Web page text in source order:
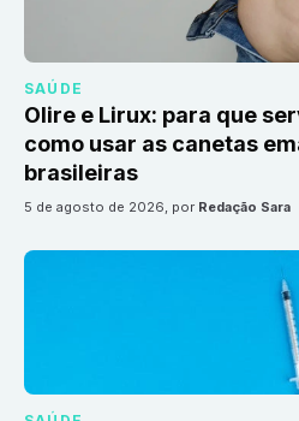
SAÚDE
Olire e Lirux: para que
como usar as canetas
brasileiras
5 de agosto de 2026, por Redação Sara